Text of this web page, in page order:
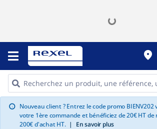
place
info Nouveau client ? Entrez le code promo BIENV202
votre 1ère commande et bénéficiez de 20€ HT
200€ d'achat HT. | En savoir plus